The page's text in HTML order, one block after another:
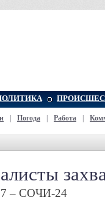
Погода Работа
– СОЧИ-24